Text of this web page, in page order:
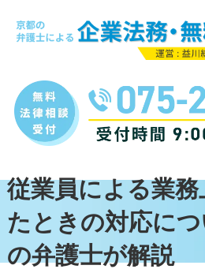
従業員による業
たときの対応に
の弁護士が解説